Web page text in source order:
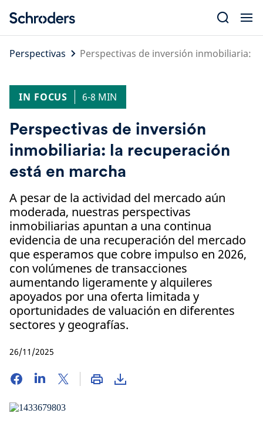
content
Perspectivas
Perspectivas de inversión inmobiliaria:
IN FOCUS 6-8 MIN
Perspectivas de inversión
inmobiliaria: la recuperación
está en marcha
A pesar de la actividad del mercado aún
moderada, nuestras perspectivas
inmobiliarias apuntan a una continua
evidencia de una recuperación del mercado
que esperamos que cobre impulso en 2026,
con volúmenes de transacciones
aumentando ligeramente y alquileres
apoyados por una oferta limitada y
oportunidades de valuación en diferentes
sectores y geografías.
26/11/2025